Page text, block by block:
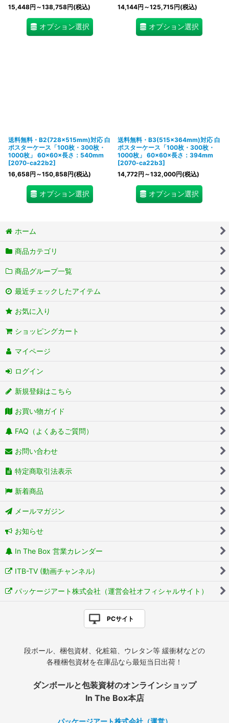
15,448円 ～138,758円(税込)
オプション選択
14,144円 ～125,715円(税込)
オプション選択
送料無料・B2(728×515mm)対応 白
ポスターケース「100枚・300枚・
1000枚」 60×60×長さ：540mm
[2070-ca22b2]
16,658円 ～150,858円(税込)
オプション選択
送料無料・B3(515×364mm)対応 白
ポスターケース「100枚・300枚・
1000枚」 60×60×長さ：394mm
[2070-ca22b3]
14,772円 ～132,000円(税込)
オプション選択
ホーム
商品カテゴリ
商品グループ一覧
最近チェックしたアイテム
お気に入り
ショッピングカート
マイページ
ログイン
新規登録はこちら
お買い物ガイド
FAQ（よくあるご質問）
お問い合わせ
特定商取引法表示
新着商品
メールマガジン
お知らせ
In The Box 営業カレンダー
ITB-TV (動画チャンネル)
パッケージアート株式会社（運営会社オフィシャルサイト）
PCサイト
段ボール、梱包資材、化粧箱、ウレタン等 緩衝材などの
各種梱包資材を在庫品なら最短当日出荷！
ダンボールと包装資材のオンラインショップ
In The Box本店
パッケージアート株式会社（運営）